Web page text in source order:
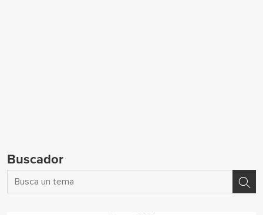
Buscador